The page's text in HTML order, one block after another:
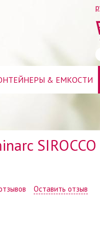
& ЕМКОСТИ
Оставить отзыв